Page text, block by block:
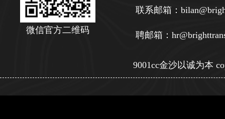
微信官方二维码
联系邮箱：
聘邮箱：
9001cc金沙以诚为本